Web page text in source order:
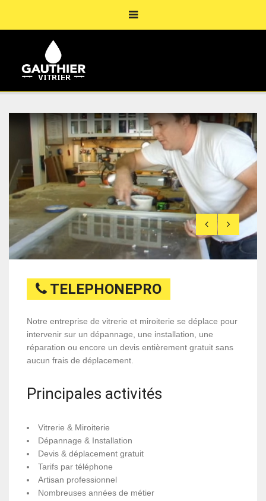
TELEPHONEPRO
Notre entreprise de vitrerie et miroiterie se déplace pour
intervenir sur un dépannage, une installation, une
réparation ou encore un devis entièrement gratuit sans
aucun frais de déplacement.
Principales activités
Vitrerie & Miroiterie
Dépannage & Installation
Devis & déplacement gratuit
Tarifs par téléphone
Artisan professionnel
Nombreuses années de métier